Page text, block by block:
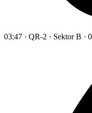
03:47 · QR-2 · Sektor B ·